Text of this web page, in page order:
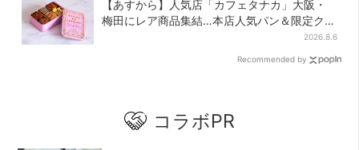
【あすから】人気店「カフェタナカ」大阪・
梅田にレア商品集結…本店人気パン＆限定クッ
2026.8.6
Recommended by
コラボPR